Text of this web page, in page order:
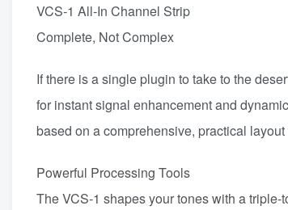
VCS-1 All-In Channel Strip
Complete, Not Complex
If there is a single plugin to take to the
for instant signal enhancement and
based on a comprehensive, practical
Powerful Processing Tools
The VCS-1 shapes your tones with a